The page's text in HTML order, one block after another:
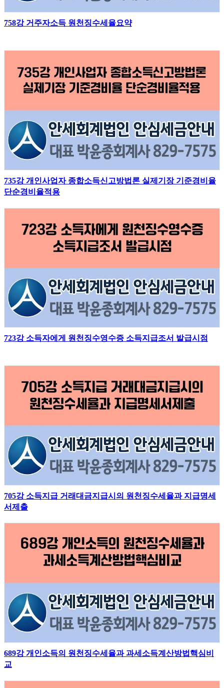
758강 거주자소득 원천징수세율요약
735강 개인사업자 종합소득신고방법론 실제기장 기준경비율
단순경비율적용
723강 소득자에게 원천징수영수증 소득지급조서 발급시점
705강 소득지급 거래대금지급시의 원천징수세율과 지급명세
서제출
689강 개인소득의 원천징수세율과 과세소득계산방법핵심비
교